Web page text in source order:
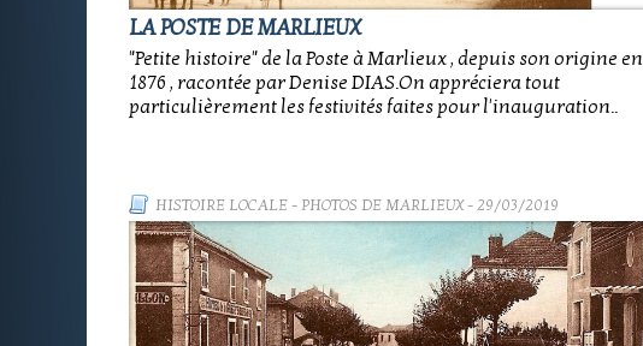
LA POSTE DE MARLIEUX
"Petite histoire" de la Poste à Marlieux , depuis son origine en
1876 , racontée par Denise DIAS.On appréciera tout
particulièrement les festivités faites pour l'inauguration..
HISTOIRE LOCALE- PHOTOS DE MARLIEUX- 29/03/2019